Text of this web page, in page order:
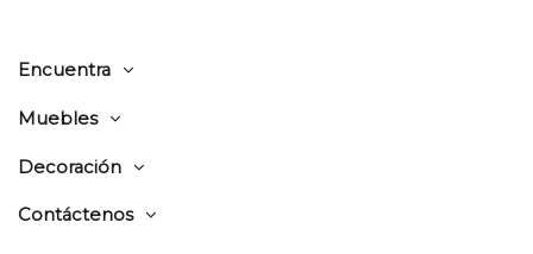
Encuentra
Muebles
Decoración
Contáctenos